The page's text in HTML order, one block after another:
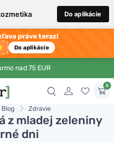
Do aplikácie
práve teraz!
Do aplikácie
nad 75 EUR
0
Blog Zdravie
z mladej zeleniny
dni